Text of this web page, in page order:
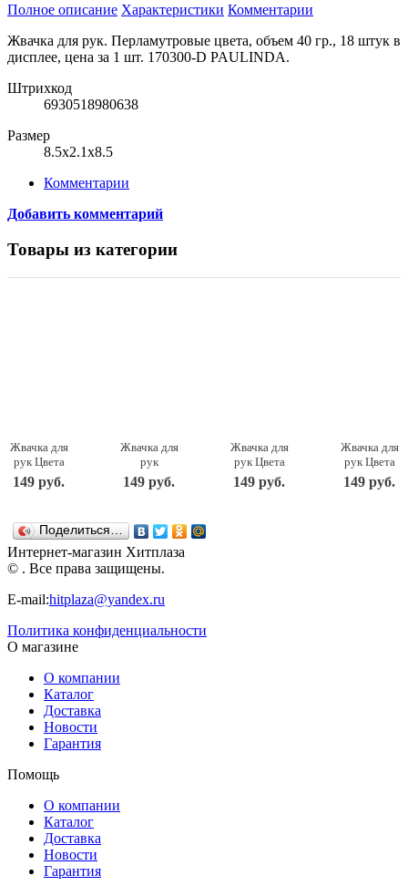
Полное описание Характеристики Комментарии
Жвачка для рук. Перламутровые цвета, объем 40 гр., 18 штук в
дисплее, цена за 1 шт. 170300-D PAULINDA.
Штрихкод
6930518980638
Размер
8.5x2.1x8.5
Комментарии
Добавить комментарий
Товары из категории
Жвачка для
рук Цвета
светящиеся
в темноте
PAULINDA
149 руб.
Жвачка для
рук
Перламутровые
цвета
PAULINDA
149 руб.
Жвачка для
рук Цвета
металлик
170204-D
149 руб.
Жвачка для
рук Цвета
металлик
170203-D
149 руб.
Поделиться…
Интернет-магазин Хитплаза
© . Все права защищены.
E-mail:hitplaza@yandex.ru
Политика конфиденциальности
О магазине
О компании
Каталог
Доставка
Новости
Гарантия
Помощь
О компании
Каталог
Доставка
Новости
Гарантия